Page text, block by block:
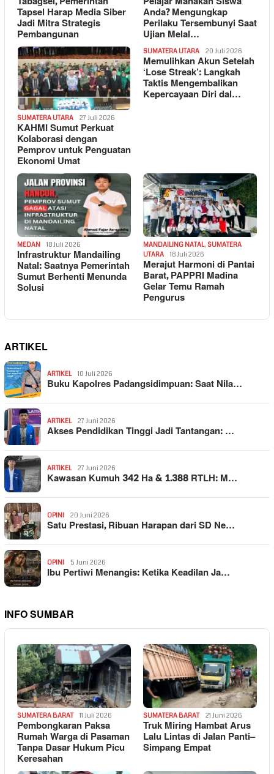
Tapsel Harap Media Siber
Jadi Mitra Strategis
Pembangunan
Anda? Mengungkap
Perilaku Tersembunyi Saat
Ujian Melal…
SUMATERA UTARA 27 Juli 2026
KAHMI Sumut Perkuat
Kolaborasi dengan
Pemprov untuk Penguatan
Ekonomi Umat
SUMATERA UTARA 20 Juli 2026
Memulihkan Akun Setelah
‘Lose Streak’: Langkah
Taktis Mengembalikan
Kepercayaan Diri dal…
MEDAN 18 Juli 2026
Infrastruktur Mandailing
Natal: Saatnya Pemerintah
Sumut Berhenti Menunda
Solusi
MANDAILING NATAL, SUMATERA
UTARA
18 Juli 2026
Merajut Harmoni di Pantai
Barat, PAPPRI Madina
Gelar Temu Ramah
Pengurus
ARTIKEL
ARTIKEL 10 Juli 2026
Buku Kapolres Padangsidimpuan: Saat Nila…
ARTIKEL 27 Juni 2026
Akses Pendidikan Tinggi Jadi Tantangan: …
ARTIKEL 27 Juni 2026
Kawasan Kumuh 342 Ha & 1.388 RTLH: M…
OPINI 20 Juni 2026
Satu Prestasi, Ribuan Harapan dari SD Ne…
OPINI 5 Juni 2026
Ibu Pertiwi Menangis: Ketika Keadilan Ja…
INFO SUMBAR
SUMATERA BARAT 11 Juli 2026
Pembongkaran Paksa
Rumah Warga di Pasaman
Tanpa Dasar Hukum Picu
Keresahan
SUMATERA BARAT 21 Juni 2026
Truk Miring Hambat Arus
Lalu Lintas di Jalan Panti–
Simpang Empat